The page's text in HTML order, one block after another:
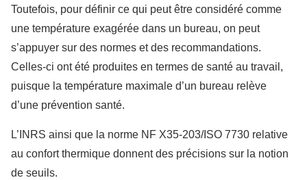
Toutefois, pour définir ce qui peut être considéré comme
une température exagérée dans un bureau, on peut
s’appuyer sur des normes et des recommandations.
Celles-ci ont été produites en termes de santé au travail,
puisque la température maximale d’un bureau relève
d’une prévention santé.
L’INRS ainsi que la norme NF X35-203/ISO 7730 relative
au confort thermique donnent des précisions sur la notion
de seuils.